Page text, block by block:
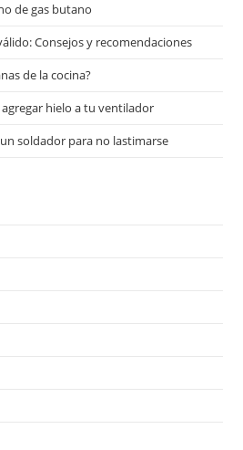
de gas butano
Consejos y recomendaciones
de la cocina?
hielo a tu ventilador
soldador para no lastimarse